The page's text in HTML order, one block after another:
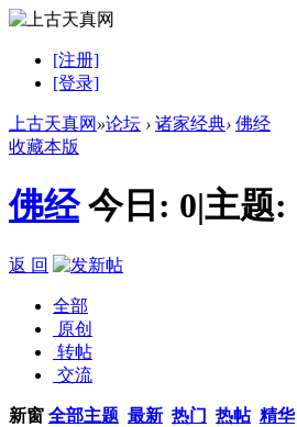
[注册]
[登录]
上古天真网 »论坛 › 诸家经典› 佛经
收藏本版
佛经 今日: 0|主题:
返 回
全部
原创
转帖
交流
新窗 全部主题 最新 热门 热帖 精华